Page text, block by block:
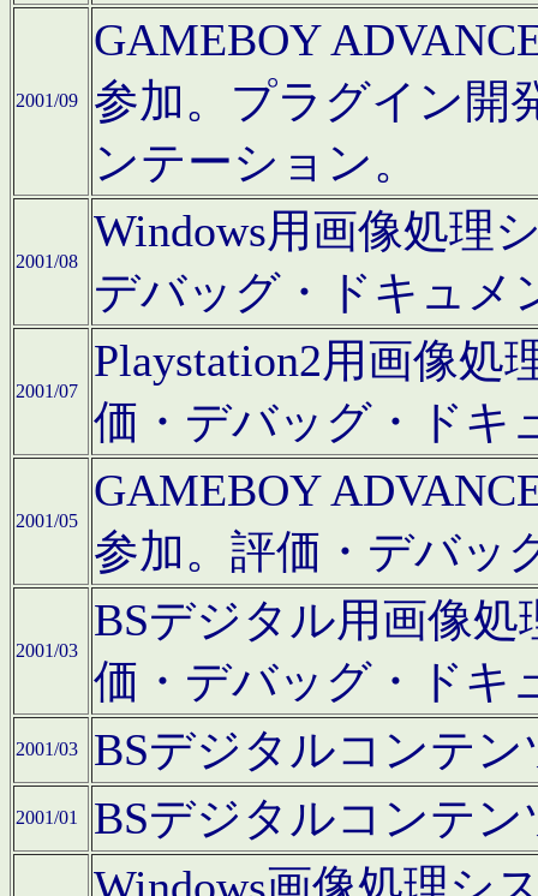
2001/09
GAMEBOY
参加。プラグイン開
ンテーション。
2001/08
Windows用画像処理
デバッグ・ドキュメ
2001/07
Playstation2用画像
価・デバッグ・ドキ
2001/05
GAMEBOY
参加。評価・デバッ
2001/03
BSデジタル用画像
価・デバッグ・ドキ
2001/03 BSデジタルコンテ
2001/01 BSデジタルコンテ